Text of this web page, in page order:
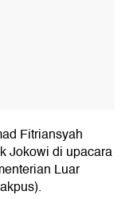
Fitriansyah
Jokowi di upacara
Luar